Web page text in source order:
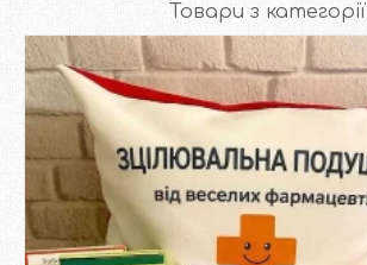
Товари з категорії